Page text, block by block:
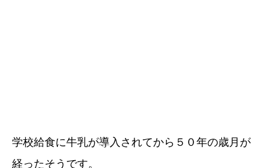
学校給食に牛乳が導入されてから５０年の歳月が
経ったそうです。